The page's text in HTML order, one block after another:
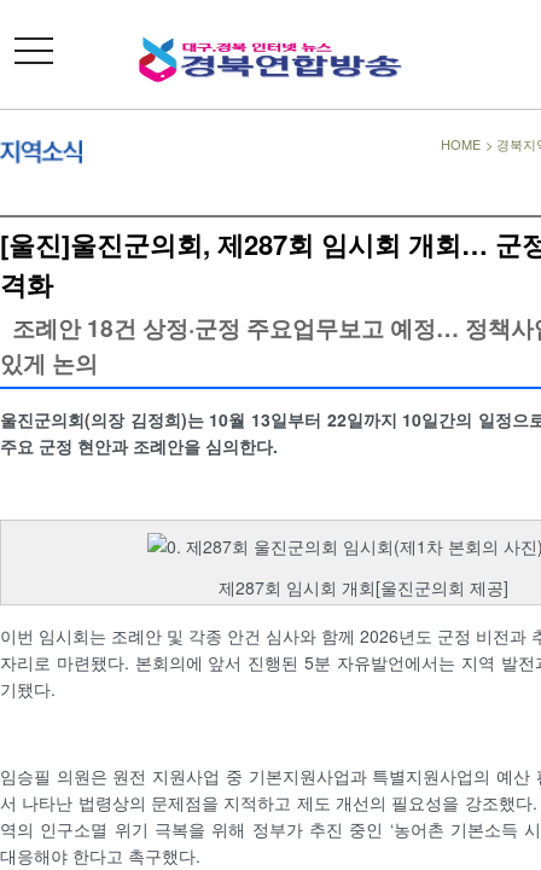
toggle
navigation
HOME > 경북지
[울진]울진군의회, 제287회 임시회 개회… 군
격화
조례안 18건 상정·군정 주요업무보고 예정… 정책
있게 논의
울진군의회(의장 김정희)는 10월 13일부터 22일까지 10일간의 일정으
주요 군정 현안과 조례안을 심의한다.
제287회 임시회 개회[울진군의회 제공]
이번 임시회는 조례안 및 각종 안건 심사와 함께 2026년도 군정 비전과
자리로 마련됐다. 본회의에 앞서 진행된 5분 자유발언에서는 지역 발
기됐다.
임승필 의원은 원전 지원사업 중 기본지원사업과 특별지원사업의 예산
서 나타난 법령상의 문제점을 지적하고 제도 개선의 필요성을 강조했
역의 인구소멸 위기 극복을 위해 정부가 추진 중인 ‘농어촌 기본소득
대응해야 한다고 촉구했다.